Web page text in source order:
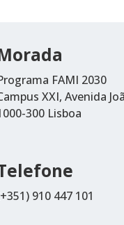
FAMI 2030
XXI, Avenida
300 Lisboa
910 447 101